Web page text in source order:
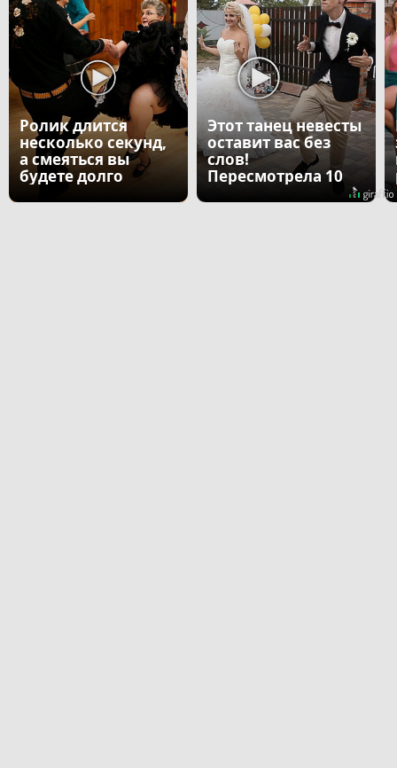
Ролик длится
несколько секунд,
а смеяться вы
будете долго
Этот танец невесты
оставит вас без
слов!
Пересмотрела 10